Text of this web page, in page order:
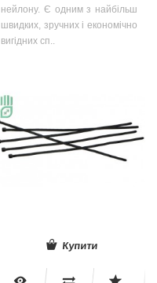
нейлону. Є одним з найбільш
швидких, зручних і економічно
вигідних сп..
Купити